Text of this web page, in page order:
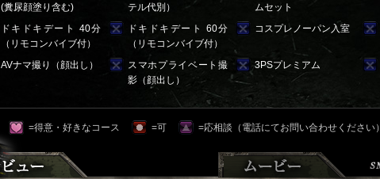
(糞尿顔塗り含む)
テル代別）
ムセット
ドキドキデート 40分
（リモコンバイブ付）
ドキドキデート 60分
（リモコンバイブ付）
コスプレノーパン入室
AVナマ撮り（顔出し）
スマホプライベート撮
影（顔出し）
3PSプレミアム
=得意・好きなコース =可 =応相談（電話にてお問い合わせください）